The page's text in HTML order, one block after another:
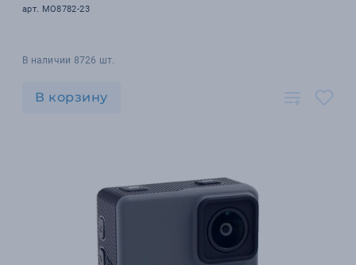
арт. MO8782-23
В наличии 8726 шт.
В корзину